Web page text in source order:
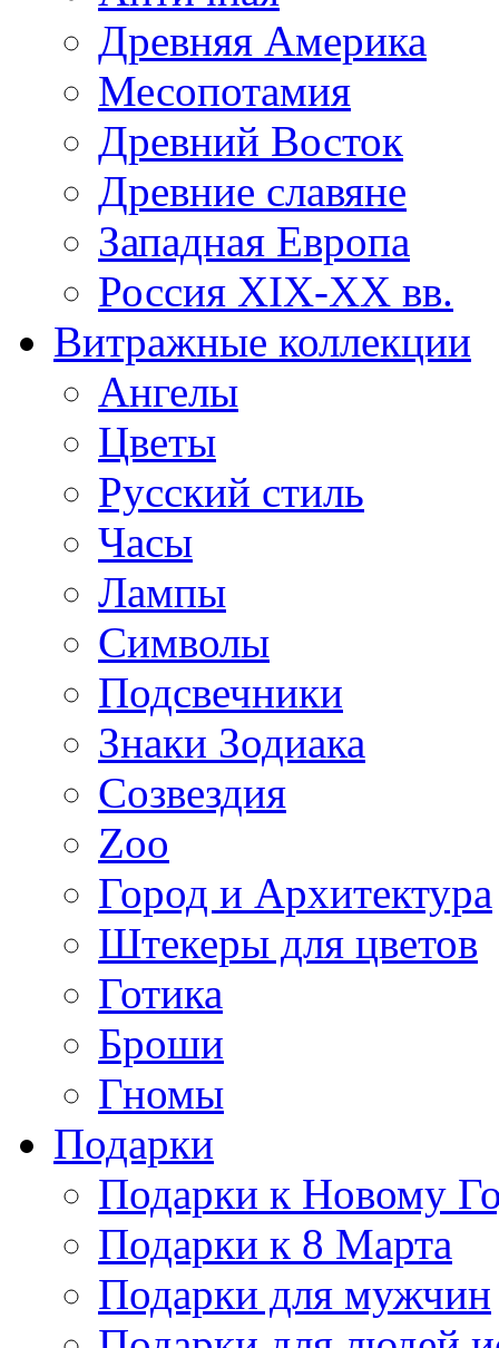
Древняя Америка
Месопотамия
Древний Восток
Древние славяне
Западная Европа
Россия XIX-XX вв.
Витражные коллекции
Ангелы
Цветы
Русский стиль
Часы
Лампы
Символы
Подсвечники
Знаки Зодиака
Созвездия
Zoo
Город и Архитектура
Штекеры для цветов
Готика
Броши
Гномы
Подарки
Подарки к Новому
Подарки к 8 Марта
Подарки для мужчин